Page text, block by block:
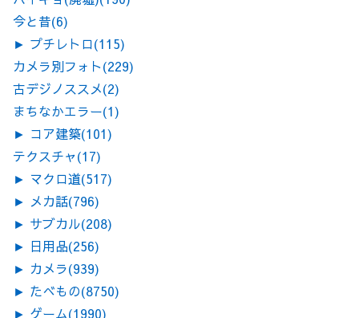
今と昔(6)
► プチレトロ(115)
カメラ別フォト(229)
古デジノススメ(2)
まちなかエラー(1)
► コア建築(101)
テクスチャ(17)
► マクロ道(517)
► メカ話(796)
► サブカル(208)
► 日用品(256)
► カメラ(939)
► たべもの(8750)
► ゲーム(1990)